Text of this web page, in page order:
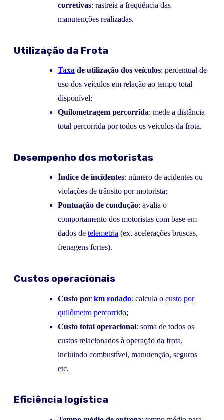
corretivas: rastreia a frequência das
manutenções realizadas.
Utilização da Frota
Taxa de utilização dos veículos: percentual de
uso dos veículos em relação ao tempo total
disponível;
Quilometragem percorrida: mede a distância
total percorrida por todos os veículos da frota.
Desempenho dos motoristas
Índice de incidentes: número de acidentes ou
violações de trânsito por motorista;
Pontuação de condução: avalia o
comportamento dos motoristas com base em
dados de telemetria (ex. acelerações bruscas,
frenagens fortes).
Custos operacionais
Custo por km rodado: calcula o custo por
quilômetro percorrido;
Custo total operacional: soma de todos os
custos relacionados à operação da frota,
incluindo combustível, manutenção, seguros
etc.
Eficiência logística